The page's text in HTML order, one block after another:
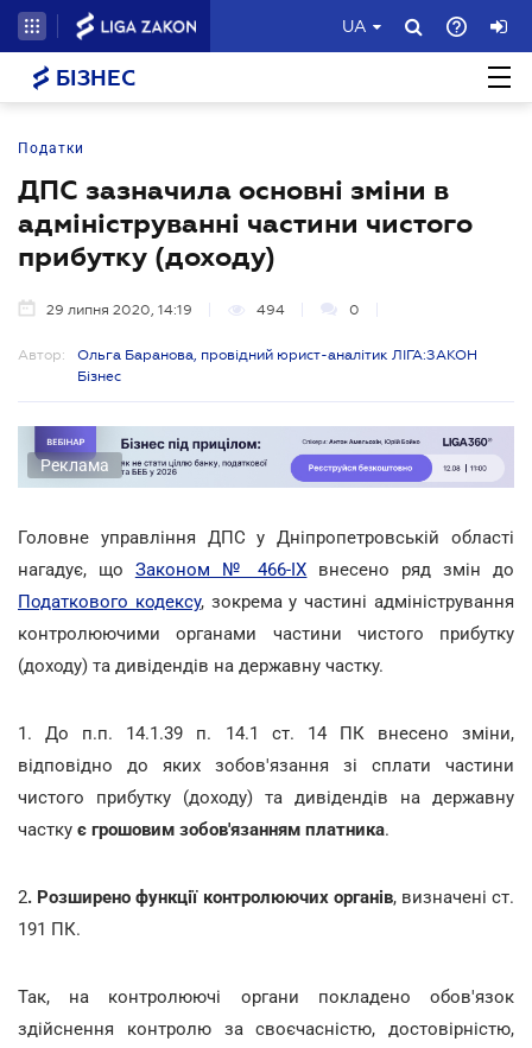
UA
БІЗНЕС
Податки
ДПС зазначила основні зміни в
адмініструванні частини чистого
прибутку (доходу)
29 липня 2020, 14:19 494 0
Автор:
Ольга Баранова, провідний юрист-аналітик ЛІГА:ЗАКОН
Бізнес
Реклама
Головне управління ДПС у Дніпропетровській області
нагадує, що Законом № 466-ІХ внесено ряд змін до
Податкового кодексу, зокрема у частині адміністрування
контролюючими органами частини чистого прибутку
(доходу) та дивідендів на державну частку.
1. До п.п. 14.1.39 п. 14.1 ст. 14 ПК внесено зміни,
відповідно до яких зобов'язання зі сплати частини
чистого прибутку (доходу) та дивідендів на державну
частку є грошовим зобов'язанням платника.
2. Розширено функції контролюючих органів, визначені ст.
191 ПК.
Так, на контролюючі органи покладено обов'язок
здійснення контролю за своєчасністю, достовірністю,